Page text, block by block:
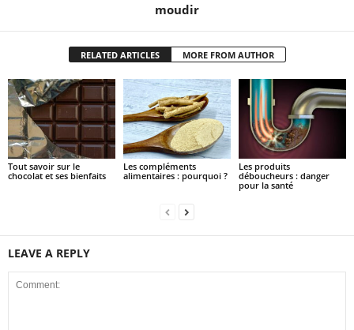
moudir
RELATED ARTICLES MORE FROM AUTHOR
Tout savoir sur le
chocolat et ses bienfaits
Les compléments
alimentaires : pourquoi ?
Les produits
déboucheurs : danger
pour la santé
LEAVE A REPLY